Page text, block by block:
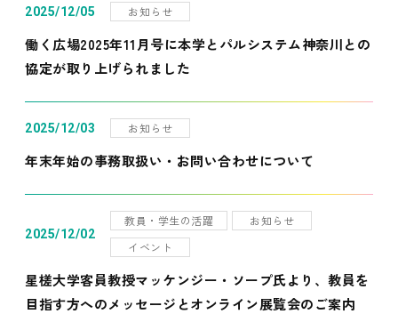
2025/12/05 お知らせ
働く広場2025年11月号に本学とパルシステム神奈川との
協定が取り上げられました
2025/12/03 お知らせ
年末年始の事務取扱い・お問い合わせについて
2025/12/02
教員・学生の活躍
お知らせ
イベント
星槎大学客員教授マッケンジー・ソープ氏より、教員を
目指す方へのメッセージとオンライン展覧会のご案内